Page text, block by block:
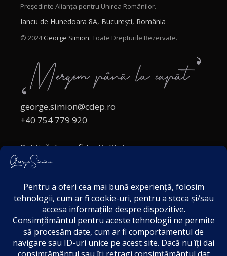
Președinte Alianța pentru Unirea Românilor.
Iancu de Hunedoara 8A, București, România
© 2024George Simion. Toate Drepturile Rezervate.
george.simion@cdep.ro
+40 754 779 920
Politică de confidențialitate
Politica cookies
Acordul de markting
Disclaimer